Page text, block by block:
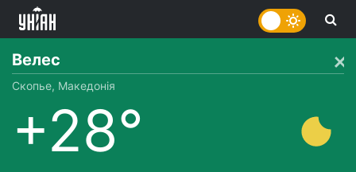
Велес
Скопье, Македонія
+28°